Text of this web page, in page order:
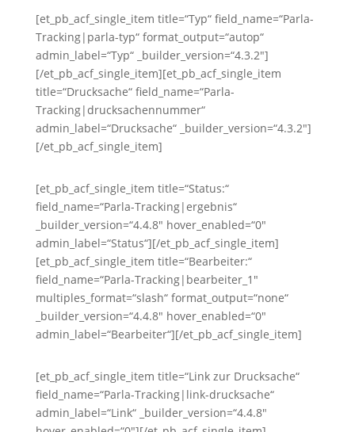
[et_pb_acf_single_item title=“Typ“ field_name=“Parla-
Tracking|parla-typ“ format_output=“autop“
admin_label=“Typ“ _builder_version=“4.3.2″]
[/et_pb_acf_single_item][et_pb_acf_single_item
title=“Drucksache“ field_name=“Parla-
Tracking|drucksachennummer“
admin_label=“Drucksache“ _builder_version=“4.3.2″]
[/et_pb_acf_single_item]
[et_pb_acf_single_item title=“Status:“
field_name=“Parla-Tracking|ergebnis“
_builder_version=“4.4.8″ hover_enabled=“0″
admin_label=“Status“][/et_pb_acf_single_item]
[et_pb_acf_single_item title=“Bearbeiter:“
field_name=“Parla-Tracking|bearbeiter_1″
multiples_format=“slash“ format_output=“none“
_builder_version=“4.4.8″ hover_enabled=“0″
admin_label=“Bearbeiter“][/et_pb_acf_single_item]
[et_pb_acf_single_item title=“Link zur Drucksache“
field_name=“Parla-Tracking|link-drucksache“
admin_label=“Link“ _builder_version=“4.4.8″